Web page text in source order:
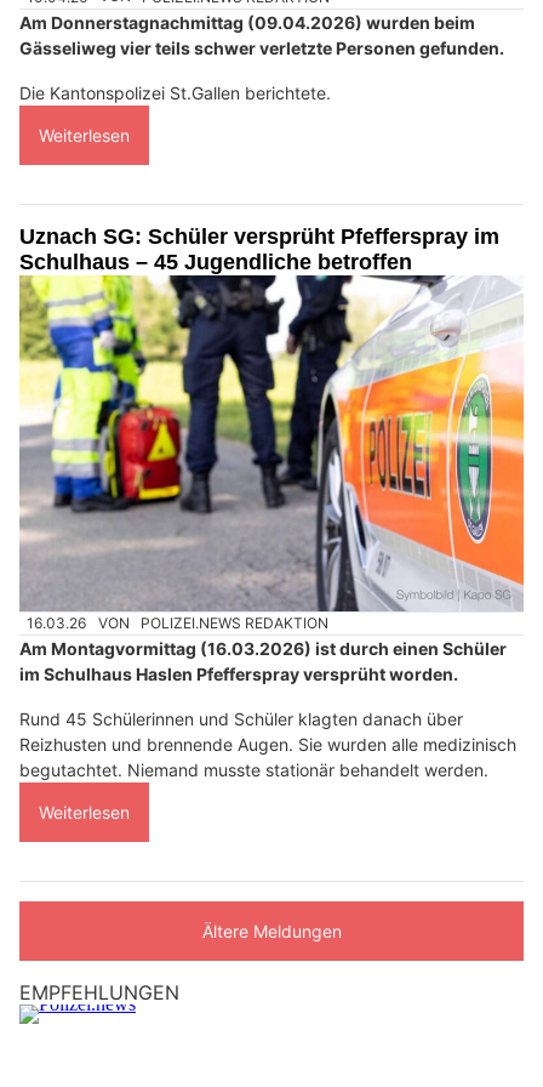
Am Donnerstagnachmittag (09.04.2026) wurden beim
Gässeliweg vier teils schwer verletzte Personen gefunden.
Die Kantonspolizei St.Gallen berichtete.
Weiterlesen
Uznach SG: Schüler versprüht Pfefferspray im
Schulhaus – 45 Jugendliche betroffen
16.03.26 VON POLIZEI.NEWS REDAKTION
Am Montagvormittag (16.03.2026) ist durch einen Schüler
im Schulhaus Haslen Pfefferspray versprüht worden.
Rund 45 Schülerinnen und Schüler klagten danach über
Reizhusten und brennende Augen. Sie wurden alle medizinisch
begutachtet. Niemand musste stationär behandelt werden.
Weiterlesen
Ältere Meldungen
EMPFEHLUNGEN